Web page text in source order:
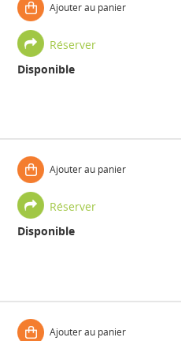
Ajouter au panier
Réserver
Disponible
Ajouter au panier
Réserver
Disponible
Ajouter au panier